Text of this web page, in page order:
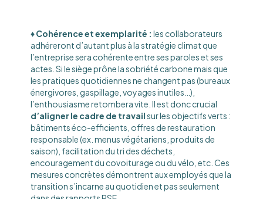
♦️ Cohérence et exemplarité : les collaborateurs
adhéreront d’autant plus à la stratégie climat que
l’entreprise sera cohérente entre ses paroles et ses
actes. Si le siège prône la sobriété carbone mais que
les pratiques quotidiennes ne changent pas (bureaux
énergivores, gaspillage, voyages inutiles…),
l’enthousiasme retombera vite. Il est donc crucial
d’aligner le cadre de travailsur les objectifs verts :
bâtiments éco-efficients, offres de restauration
responsable (ex. menus végétariens, produits de
saison), facilitation du tri des déchets,
encouragement du covoiturage ou du vélo, etc. Ces
mesures concrètes démontrent aux employés que la
transition s’incarne au quotidien et pas seulement